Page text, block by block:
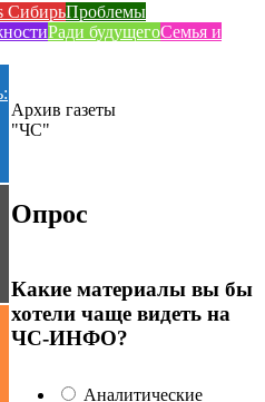
СибирьПроблемы
Ради будущегоСемья и
Архив газеты
"ЧС"
Опрос
Какие материалы вы бы
хотели чаще видеть на
ЧС-ИНФО?
Аналитические